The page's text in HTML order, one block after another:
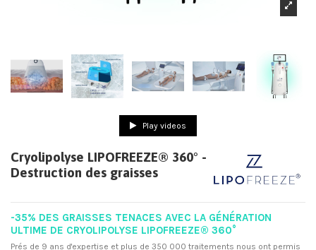
Play videos
Cryolipolyse LIPOFREEZE® 360° -
Destruction des graisses
-35% DES GRAISSES TENACES AVEC LA GÉNÉRATION
ULTIME DE CRYOLIPOLYSE LIPOFREEZE® 360°
Prés de 9 ans d'expertise et plus de 350 000 traitements nous ont permis